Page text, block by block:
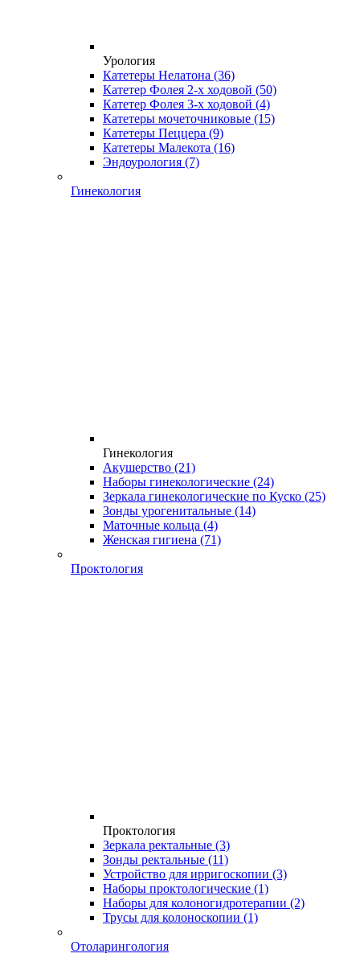
Урология
Катетеры Нелатона (36)
Катетер Фолея 2-х ходовой (50)
Катетер Фолея 3-х ходовой (4)
Катетеры мочеточниковые (15)
Катетеры Пеццера (9)
Катетеры Малекота (16)
Эндоурология (7)
Гинекология
Гинекология
Акушерство (21)
Наборы гинекологические (24)
Зеркала гинекологические по Куско (25)
Зонды урогенитальные (14)
Маточные кольца (4)
Женская гигиена (71)
Проктология
Проктология
Зеркала ректальные (3)
Зонды ректальные (11)
Устройство для ирригоскопии (3)
Наборы проктологические (1)
Наборы для колоногидротерапии (2)
Трусы для колоноскопии (1)
Отоларингология